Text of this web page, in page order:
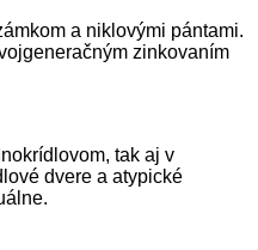
a niklovými pántami.
zinkovaním
tak aj v
dvere a atypické